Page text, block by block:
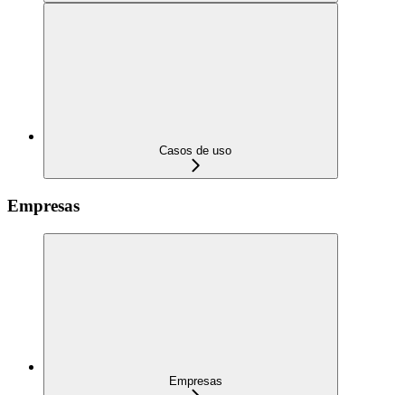
Casos de uso
Empresas
Empresas